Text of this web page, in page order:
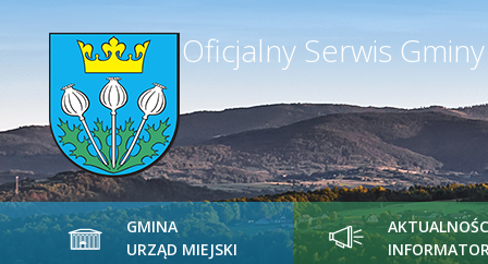
Oficjalny Serwis
GMINA
URZĄD MIEJSKI